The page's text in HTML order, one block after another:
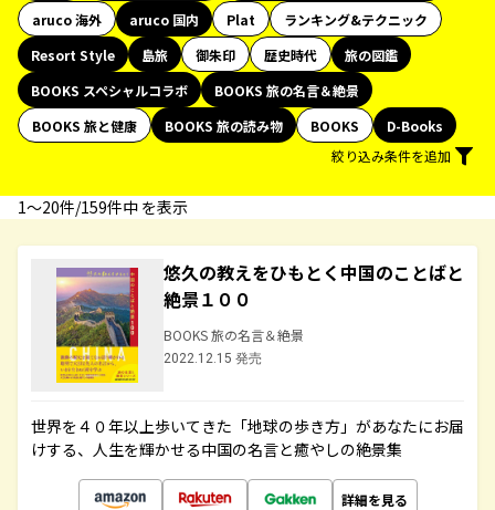
aruco 海外
aruco 国内 Plat
ランキング&テクニック
Resort Style
島旅 御朱印 歴史時代
旅の図鑑
BOOKS スペシャルコラボ
BOOKS 旅の名言＆絶景
BOOKS 旅と健康
BOOKS 旅の読み物 BOOKS
D-Books
絞り込み条件を追加
1〜20件/159件中 を表示
悠久の教えをひもとく中国のことばと
絶景１００
BOOKS 旅の名言＆絶景
2022.12.15 発売
世界を４０年以上歩いてきた「地球の歩き方」があなたにお届
けする、人生を輝かせる中国の名言と癒やしの絶景集
詳細を見る